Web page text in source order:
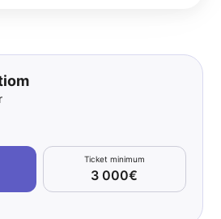
Ticket minimum
3 000€